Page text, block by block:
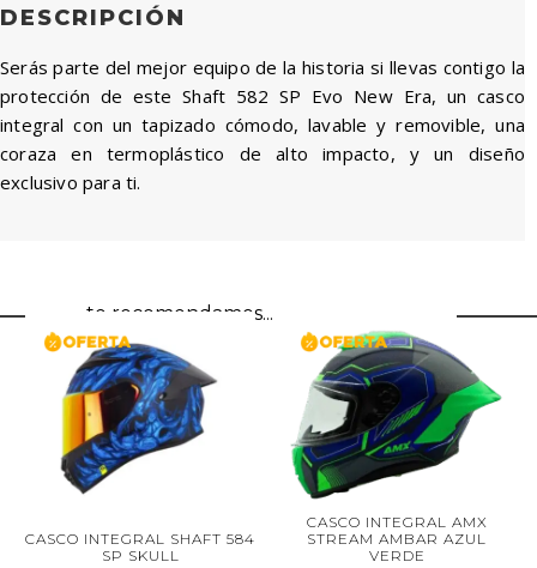
DESCRIPCIÓN
Serás parte del mejor equipo de la historia si llevas contigo la
protección de este Shaft 582 SP Evo New Era, un casco
integral con un tapizado cómodo, lavable y removible, una
coraza en termoplástico de alto impacto, y un diseño
exclusivo para ti.
te recomendamos...
CASCO INTEGRAL SHAFT 584
SP SKULL
CASCO INTEGRAL AMX
STREAM AMBAR AZUL
VERDE